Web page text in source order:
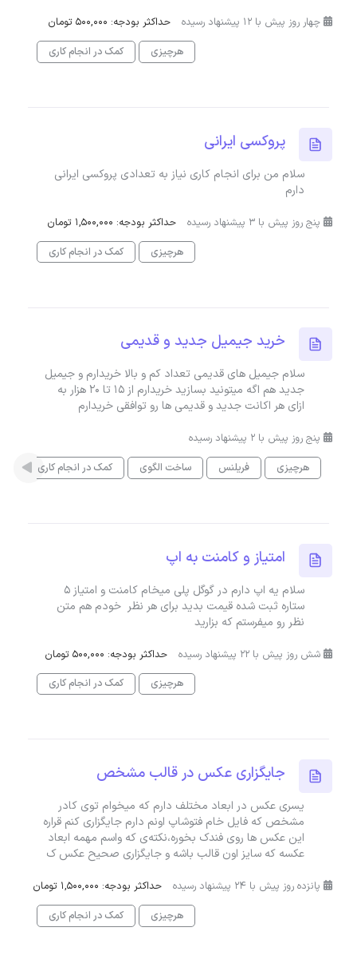
چهار روز پیش با 12 پیشنهاد رسیده
حداکثر بودجه: 500,000 تومان
هرچیزی
کمک در انجام کاری
پروکسی ایرانی
سلام من برای انجام کاری نیاز به تعدادی پروکسی ایرانی
دارم
پنج روز پیش با 3 پیشنهاد رسیده
حداکثر بودجه: 1,500,000 تومان
هرچیزی
کمک در انجام کاری
خرید جیمیل جدید و قدیمی
سلام جیمیل های قدیمی تعداد کم و بالا خریدارم و جیمیل
جدید هم اگه میتونید بسازید خریدارم از 15 تا 20 هزار به
ازای هر اکانت جدید و قدیمی ها رو توافقی خریدارم
پنج روز پیش با 2 پیشنهاد رسیده
هرچیزی
فریلنس ساخت الگوی کمک در انجام کاری
امتیاز و کامنت به اپ
سلام یه اپ دارم در گوگل پلی میخام کامنت و امتیاز ۵
ستاره ثبت شده قیمت بدید برای هر نظر خودم هم متن
نظر رو میفرستم که بزارید
شش روز پیش با 22 پیشنهاد رسیده
حداکثر بودجه: 500,000 تومان
هرچیزی
کمک در انجام کاری
جایگزاری عکس در قالب مشخص
یسری عکس در ابعاد مختلف دارم که میخوام توی کادر
مشخص که فایل خام فتوشاپ اونم دارم جایگزاری کنم قراره
این عکس ها روی فندک بخوره،نکته‌ی که واسم مهمه ابعاد
عکسه که سایز اون قالب باشه و جایگزاری صحیح عکس ک
پانزده روز پیش با 24 پیشنهاد رسیده
حداکثر بودجه: 1,500,000 تومان
هرچیزی
کمک در انجام کاری